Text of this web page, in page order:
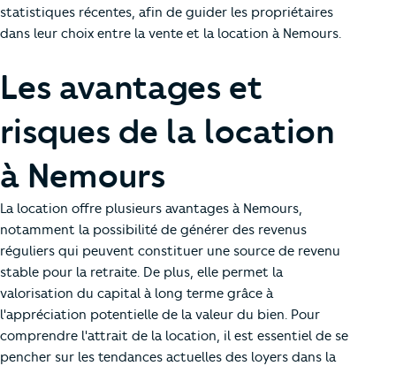
statistiques récentes, afin de guider les propriétaires
dans leur choix entre la vente et la location à Nemours.
Les avantages et
risques de la location
à Nemours
La location offre plusieurs avantages à Nemours,
notamment la possibilité de générer des revenus
réguliers qui peuvent constituer une source de revenu
stable pour la retraite. De plus, elle permet la
valorisation du capital à long terme grâce à
l'appréciation potentielle de la valeur du bien. Pour
comprendre l'attrait de la location, il est essentiel de se
pencher sur les tendances actuelles des loyers dans la